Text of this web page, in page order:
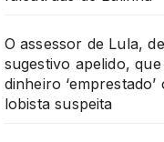
O assessor de Lula, de
sugestivo apelido,
dinheiro
lobista suspeita